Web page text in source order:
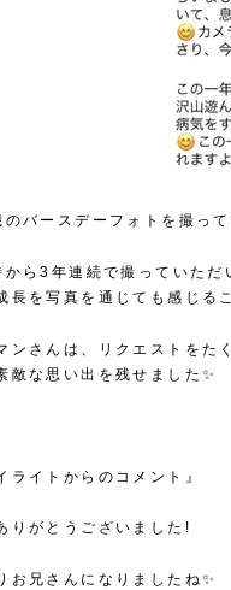
バースデーフォトを撮って
から3年連続で撮っていただ
長を写真を通じても感じる
ンさんは、リクエストをた
敵な思い出を残せました✨
ライトからのコメント』
りがとうございました!
お兄さんになりましたね✨